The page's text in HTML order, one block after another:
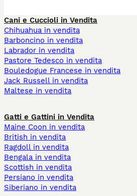
Cani e Cuccioli in Vendita
Chihuahua in vendita
Barboncino in vendita
Labrador in vendita
Pastore Tedesco in vendita
Bouledogue Francese in vendita
Jack Russell in vendita
Maltese in vendita
Gatti e Gattini in Vendita
Maine Coon in vendita
British in vendita
Ragdoll in vendita
Bengala in vendita
Scottish in vendita
Persiano in vendita
Siberiano in vendita